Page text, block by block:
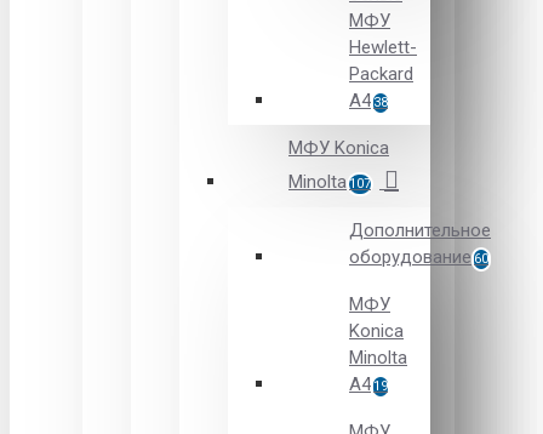
МФУ
Hewlett-
Packard
А438
МФУ Konica
Minolta107
Дополнительное
оборудование 60
МФУ
Konica
Minolta
A419